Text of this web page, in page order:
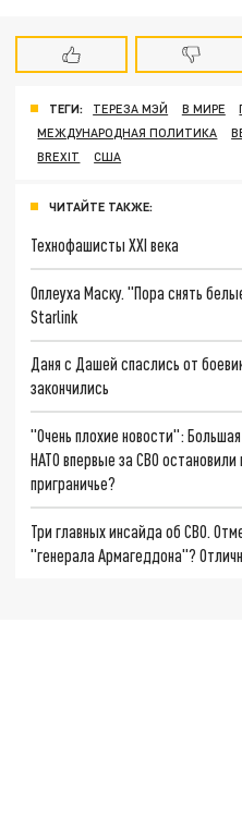
ТЕГИ: ТЕРЕЗА МЭЙ В МИРЕ
МЕЖДУНАРОДНАЯ ПОЛИТИКА
BREXIT
США
ЧИТАЙТЕ ТАКЖЕ:
Технофашисты XXI века
Оплеуха Маску. "Пора снять
Starlink
Даня с Дашей спаслись от
закончились
"Очень плохие новости":
НАТО впервые за СВО
приграничье?
Три главных инсайда об СВО.
"генерала Армагеддона"?